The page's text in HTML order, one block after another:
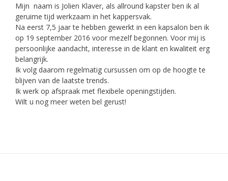
Mijn naam is Jolien Klaver, als allround kapster ben ik al
geruime tijd werkzaam in het kappersvak.
Na eerst 7,5 jaar te hebben gewerkt in een kapsalon ben ik
op 19 september 2016 voor mezelf begonnen. Voor mij is
persoonlijke aandacht, interesse in de klant en kwaliteit erg
belangrijk.
Ik volg daarom regelmatig cursussen om op de hoogte te
blijven van de laatste trends.
Ik werk op afspraak met flexibele openingstijden.
Wilt u nog meer weten bel gerust!